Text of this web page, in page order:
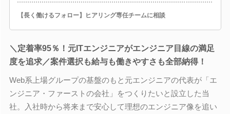
【長く働けるフォロー】ヒアリング専任チームに相談
＼定着率95％！元ITエンジニアがエンジニア目線の満足
度を追求／案件選択も給与も働きやすさも全部納得！
Web系上場グループの基盤のもと元エンジニアの代表が「エ
ンジニア・ファーストの会社」をつくりたいと設立した当
社。入社時から将来まで安心して理想のエンジニア像を追い